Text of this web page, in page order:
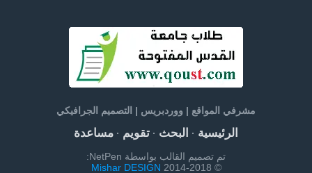
مشرفي المواقع | ووردبريس | التصميم الجرافيكي
الرئيسية· البحث· تقويم· مساعدة
تم تصميم القالب بواسطة NetPen:
© 2014-2018
Mishar DESIGN